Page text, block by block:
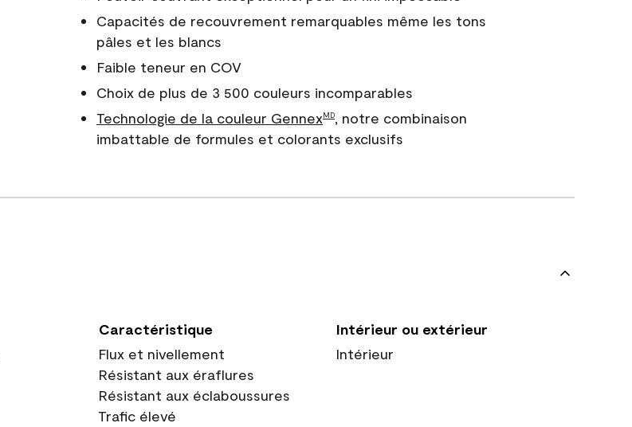
Capacités de recouvrement remarquables même les tons
pâles et les blancs
Faible teneur en COV
Choix de plus de 3 500 couleurs incomparables
Technologie de la couleur GennexMD, notre combinaison
imbattable de formules et colorants exclusifs
Caractéristique
Flux et nivellement
Résistant aux éraflures
Résistant aux éclaboussures
Trafic élevé
Intérieur ou extérieur
Intérieur